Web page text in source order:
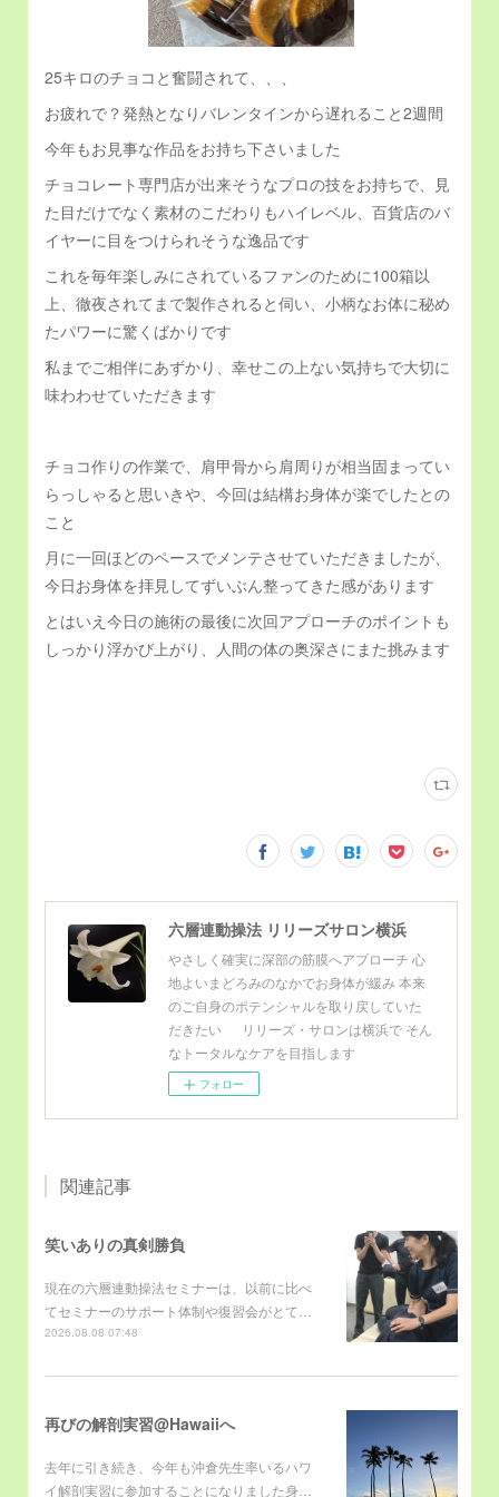
25キロのチョコと奮闘されて、、、
お疲れで？発熱となりバレンタインから遅れること2週間
今年もお見事な作品をお持ち下さいました
チョコレート専門店が出来そうなプロの技をお持ちで、見
た目だけでなく素材のこだわりもハイレベル、百貨店のバ
イヤーに目をつけられそうな逸品です
これを毎年楽しみにされているファンのために100箱以
上、徹夜されてまで製作されると伺い、小柄なお体に秘め
たパワーに驚くばかりです
私までご相伴にあずかり、幸せこの上ない気持ちで大切に
味わわせていただきます
チョコ作りの作業で、肩甲骨から肩周りが相当固まってい
らっしゃると思いきや、今回は結構お身体が楽でしたとの
こと
月に一回ほどのペースでメンテさせていただきましたが、
今日お身体を拝見してずいぶん整ってきた感があります
とはいえ今日の施術の最後に次回アプローチのポイントも
しっかり浮かび上がり、人間の体の奥深さにまた挑みます
六層連動操法 リリーズサロン横浜
やさしく確実に深部の筋膜へアプローチ 心
地よいまどろみのなかでお身体が緩み 本来
のご自身のポテンシャルを取り戻していた
だきたい リリーズ・サロンは横浜で そん
なトータルなケアを目指します
フォロー
関連記事
笑いありの真剣勝負
現在の六層連動操法セミナーは、以前に比べ
てセミナーのサポート体制や復習会がとて…
2026.08.08 07:48
再びの解剖実習@Hawaiiへ
去年に引き続き、今年も沖倉先生率いるハワ
イ解剖実習に参加することになりました身…